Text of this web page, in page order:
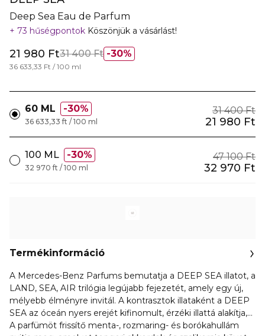
Deep Sea Eau de Parfum
73 hűségpontok Köszönjük a vásárlást!
30%
21 980 Ft31 400 Ft
36 633,33 Ft / 100 ml
60 ML 30% 31 400 Ft
21 980 Ft
36 633,33 ft / 100 ml
100 ML 30% 47 100 Ft
32 970 Ft
32 970 ft / 100 ml
Termékinformáció
A Mercedes-Benz Parfums bemutatja a DEEP SEA illatot, a
LAND, SEA, AIR trilógia legújabb fejezetét, amely egy új,
mélyebb élményre invitál. A kontrasztok illataként a DEEP
SEA az óceán nyers erejét kifinomult, érzéki illattá alakítja,
amely felébreszti a belső erőt.
A parfümöt frissítő menta-, rozmaring- és borókahullám